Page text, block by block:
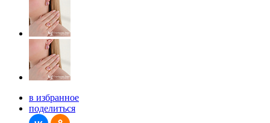
в избранное
поделиться